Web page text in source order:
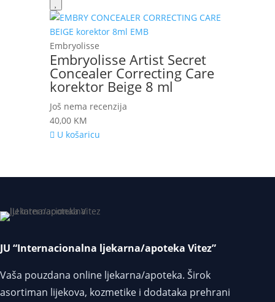
Embryolisse
Embryolisse Artist Secret
Concealer Correcting Care
korektor Beige 8 ml
Još nema recenzija
40,00 KM
U košaricu
JU “Internacionalna ljekarna/apoteka Vitez”
Vaša pouzdana online ljekarna/apoteka. Širok
asortiman lijekova, kozmetike i dodataka prehrani